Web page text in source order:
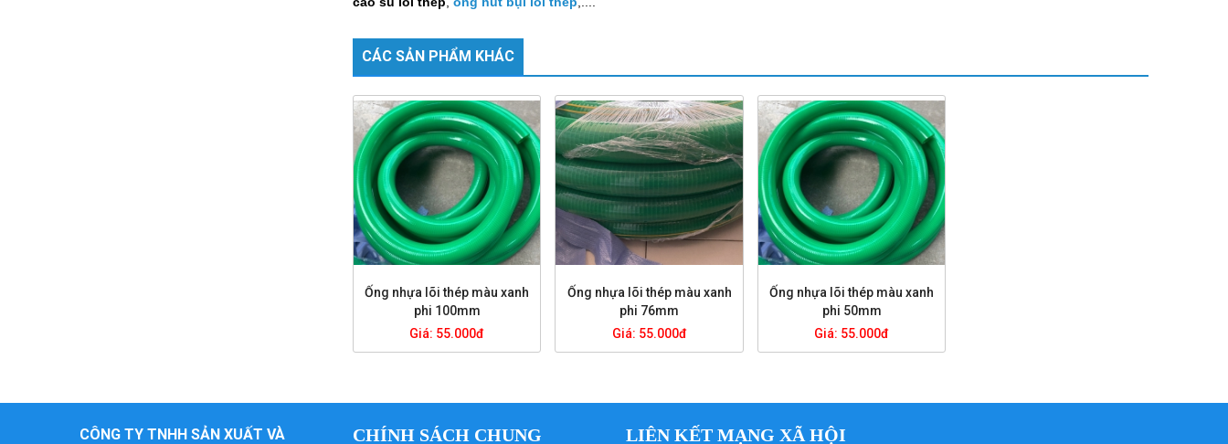
CÁC SẢN PHẨM KHÁC
Ống nhựa lõi thép màu xanh
phi 100mm
Giá: 55.000đ
Ống nhựa lõi thép màu xanh
phi 76mm
Giá: 55.000đ
Ống nhựa lõi thép màu xanh
phi 50mm
Giá: 55.000đ
CÔNG TY TNHH SẢN XUẤT VÀ
CHÍNH SÁCH CHUNG LIÊN KẾT MẠNG XÃ HỘI